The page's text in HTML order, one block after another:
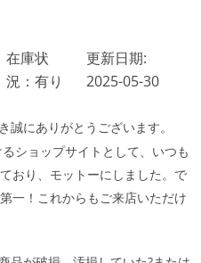
在庫状
況：有り
更新日期:
2025-05-30
誠にありがとうございます。
ショップサイトとして、いつも
おり、モットーにしました。で
一！これからもご来店いただけ